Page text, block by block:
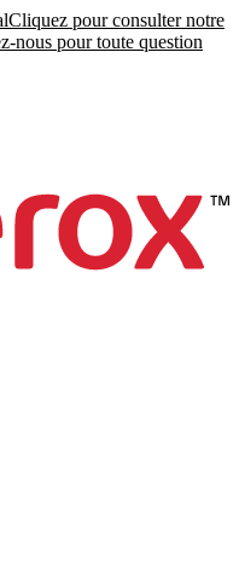
Cliquez pour consulter notre
nous pour toute question